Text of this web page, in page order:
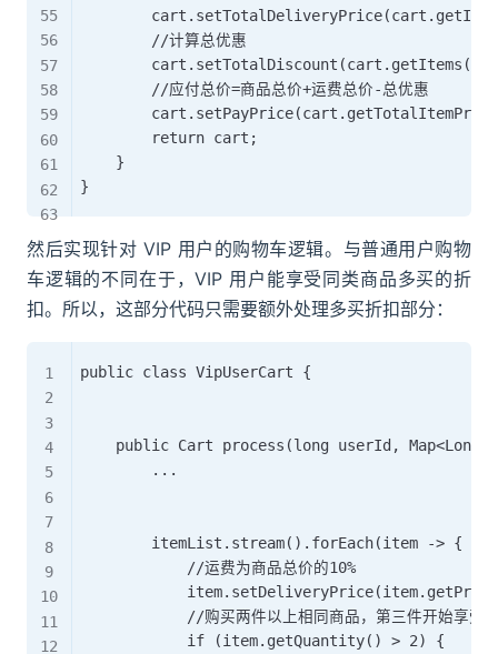
        //计算总优惠
        //应付总价=商品总价+运费总价-总优惠
        return cart;
    }
然后实现针对 VIP 用户的购物车逻辑。与普通用户购物
车逻辑的不同在于，VIP 用户能享受同类商品多买的折
扣。所以，这部分代码只需要额外处理多买折扣部分：
public class VipUserCart {
public Cart process(long userId, Map<Long,
        ...
        itemList.stream().forEach(item -> {
            //运费为商品总价的10%
//购买两件以上相同商品，第三件开始享受
            if (item.getQuantity() > 2) {